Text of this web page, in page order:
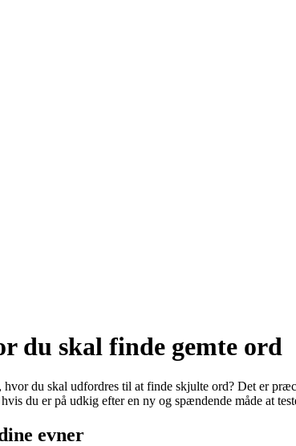
du skal finde gemte ord
du skal udfordres til at finde skjulte ord? Det er
du er på udkig efter en ny og spændende måde at
evner